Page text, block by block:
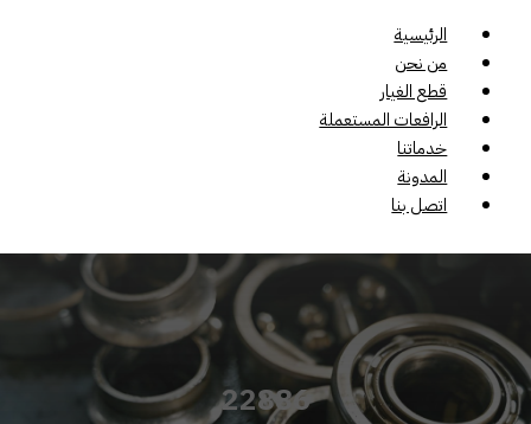
الرئيسية
من نحن
قطع الغيار
الرافعات المستعملة
خدماتنا
المدونة
اتصل بنا
22886